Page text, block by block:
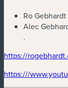
Ro
Alec
.
(nouvelle fenêtre)
https://
(nouvelle fenêtre)
https:///